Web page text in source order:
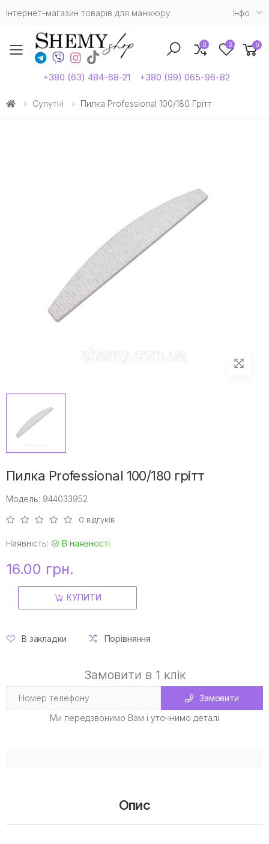
Інтернет-магазин товарів для манікюру Iнфо
Toggle mobile menu
+380 (63) 484-68-21 +380 (99) 065-96-82
0 0 0
Супутні Пилка Professional 100/180 Грітт
Пилка Professional 100/180 грітт
Модель: 944033952
0 відгуків
Наявність: В наявності
16.00 грн.
КУПИТИ
В закладки Порівняння
Замовити в 1 клік
Замовити
Ми передзвонимо Вам і уточнимо деталі
Опис